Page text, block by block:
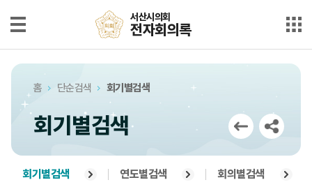
서산시의회
전자회의록
최근회의록
단순검색
상세검색
부록검색
서산시의회
전자회의록
홈 단순검색 회기별검색
회기별검색
회기별검색 연도별검색 회의별검색